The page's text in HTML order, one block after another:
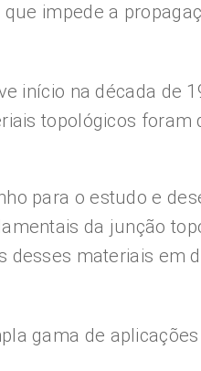
impede a
início na década de
topológicos
para o estudo e
da junção
desses materiais em
gama de